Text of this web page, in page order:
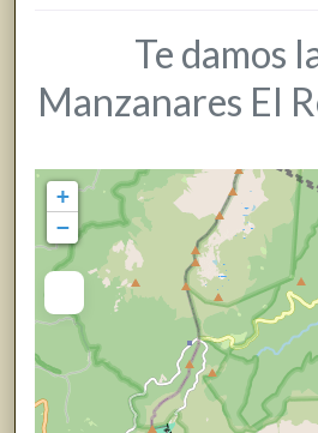
Te damos
Manzanares El
+
−